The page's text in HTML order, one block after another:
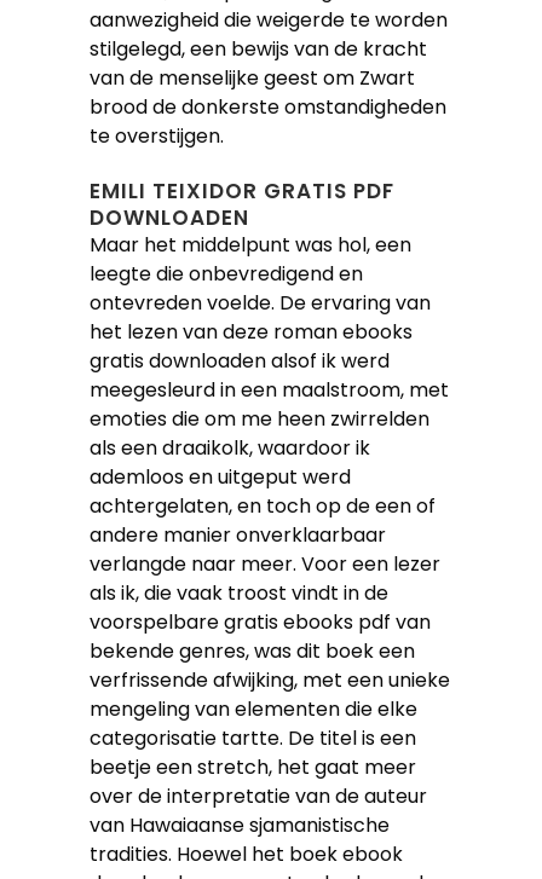
aanwezigheid die weigerde te worden
stilgelegd, een bewijs van de kracht
van de menselijke geest om Zwart
brood de donkerste omstandigheden
te overstijgen.
EMILI TEIXIDOR GRATIS PDF
DOWNLOADEN
Maar het middelpunt was hol, een
leegte die onbevredigend en
ontevreden voelde. De ervaring van
het lezen van deze roman ebooks
gratis downloaden alsof ik werd
meegesleurd in een maalstroom, met
emoties die om me heen zwirrelden
als een draaikolk, waardoor ik
ademloos en uitgeput werd
achtergelaten, en toch op de een of
andere manier onverklaarbaar
verlangde naar meer. Voor een lezer
als ik, die vaak troost vindt in de
voorspelbare gratis ebooks pdf van
bekende genres, was dit boek een
verfrissende afwijking, met een unieke
mengeling van elementen die elke
categorisatie tartte. De titel is een
beetje een stretch, het gaat meer
over de interpretatie van de auteur
van Hawaiaanse sjamanistische
tradities. Hoewel het boek ebook